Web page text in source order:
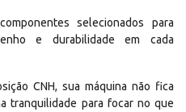
selecionados para
e durabilidade em cada
CNH, sua máquina não fica
tranquilidade para focar no que